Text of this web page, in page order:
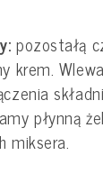
pozostałą
krem.
płynną
miksera.